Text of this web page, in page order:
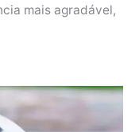
mais agradável,